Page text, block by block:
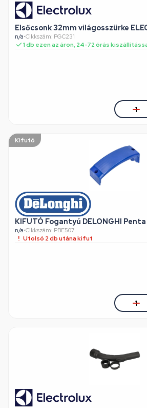
Elsőcsonk 32mm világosszürke
n/a•Cikkszám: PGC231
1 db ezen az áron, 24-72 órás
Kifutó
KIFUTÓ Fogantyú DELONGHI
n/a•Cikkszám: PBE507
Utolsó 2 db utána kifut